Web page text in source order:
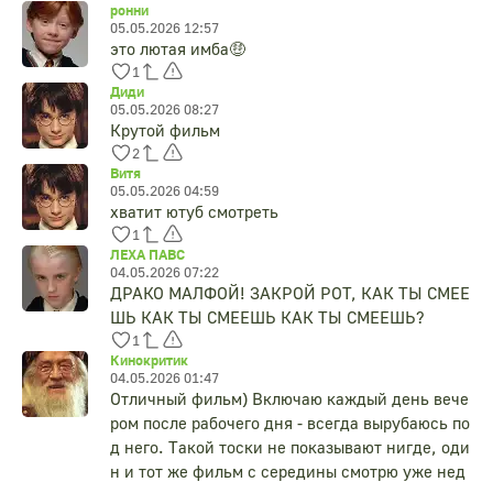
ронни
05.05.2026 12:57
это лютая имба🤑
1
Диди
05.05.2026 08:27
Крутой фильм
2
Витя
05.05.2026 04:59
хватит ютуб смотреть
1
ЛЕХА ПАВС
04.05.2026 07:22
ДРАКО МАЛФОЙ! ЗАКРОЙ РОТ, КАК ТЫ СМЕЕ
ШЬ КАК ТЫ СМЕЕШЬ КАК ТЫ СМЕЕШЬ?
1
Кинокритик
04.05.2026 01:47
Отличный фильм) Включаю каждый день вече
ром после рабочего дня - всегда вырубаюсь по
д него. Такой тоски не показывают нигде, оди
н и тот же фильм с середины смотрю уже нед